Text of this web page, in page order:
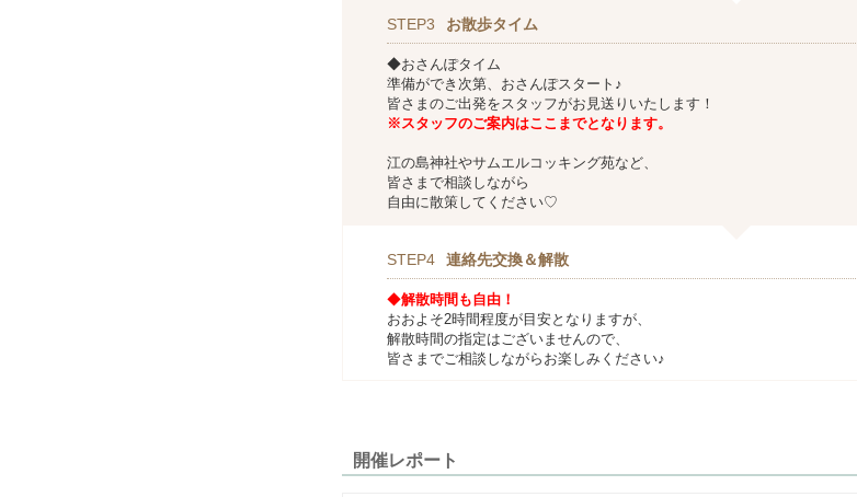
STEP3 お散歩タイム
◆おさんぽタイム
準備ができ次第、おさんぽスタート♪
皆さまのご出発をスタッフがお見送りいたします！
※スタッフのご案内はここまでとなります。
江の島神社やサムエルコッキング苑など、
皆さまで相談しながら
自由に散策してください♡
STEP4 連絡先交換＆解散
◆解散時間も自由！
おおよそ2時間程度が目安となりますが、
解散時間の指定はございませんので、
皆さまでご相談しながらお楽しみください♪
開催レポート